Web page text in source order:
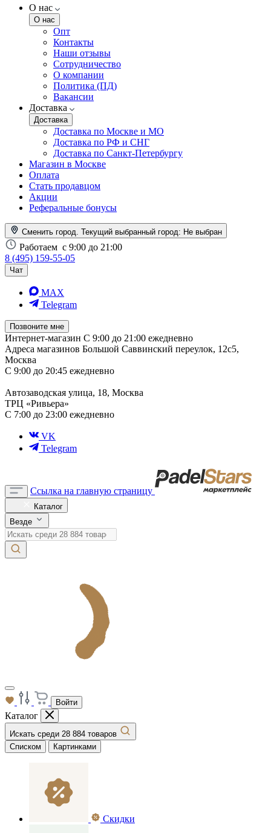
О нас
О нас
Опт
Контакты
Наши отзывы
Сотрудничество
О компании
Политика (ПД)
Вакансии
Доставка
Доставка
Доставка по Москве и МО
Доставка по РФ и СНГ
Доставка по Санкт-Петербургу
Магазин в Москве
Оплата
Стать продавцом
Акции
Реферальные бонусы
Сменить город. Текущий выбранный город: Не выбран
Работаем с 9:00 до 21:00
8 (495) 159-55-05
Чат
MAX
Telegram
Позвоните мне
Интернет-магазин С 9:00 до 21:00 ежедневно
Адреса магазинов Большой Саввинский переулок, 12с5,
Москва
С 9:00 до 20:45 ежедневно
Автозаводская улица, 18, Москва
ТРЦ «Ривьера»
С 7:00 до 23:00 ежедневно
VK
Telegram
Ссылка на главную страницу
Каталог
Везде
Войти
Каталог
Искать среди 28 884 товаров
Списком
Картинками
Скидки